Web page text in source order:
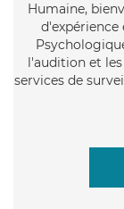
Humaine,
d'expérience
l'audition et
services de